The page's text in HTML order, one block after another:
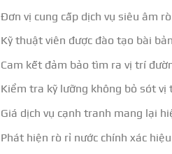
Đơn vị cung cấp dịch vụ siêu âm
Kỹ thuật viên được đào tạo bài
Cam kết đảm bảo tìm ra vị trí
Kiểm tra kỹ lưỡng không bỏ sót vị
Giá dịch vụ cạnh tranh mang lại
Phát hiện rò rỉ nước chính xác